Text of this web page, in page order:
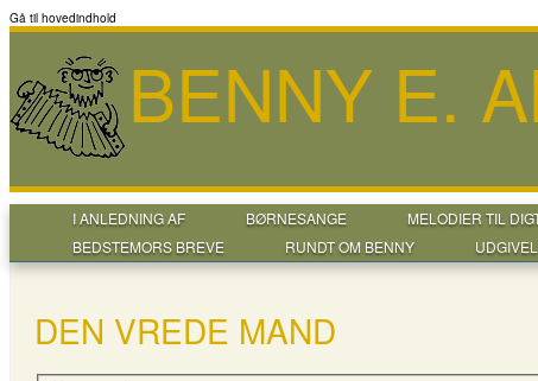
Gå til hovedindhold
BENNY E.
I ANLEDNING AF BØRNESANGE MELODIER TIL
BEDSTEMORS BREVE
RUNDT OM BENNY
DEN VREDE MAND